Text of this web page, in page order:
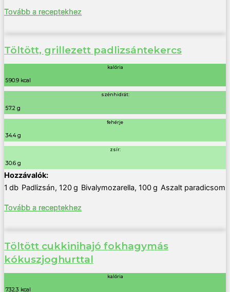
Tovább a receptekhez
Töltött, grillezett padlizsántekercs
kalória
590.9 kcal
szénhidrát:
57.2 g
fehérje
34.4 g
zsír:
30.6 g
1 db Padlizsán, 120g Bivalymozarella, 100g Aszalt paradicsom
Tovább a receptekhez
Töltött cukkinihajó fokhagymás
kókuszjoghurttal
kalória
732.3 kcal